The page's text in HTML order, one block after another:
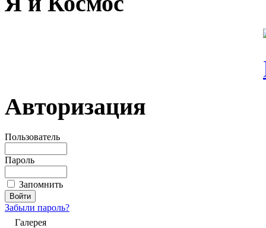
Авторизация
Пользователь
Пароль
Запомнить
Забыли пароль?
Галерея